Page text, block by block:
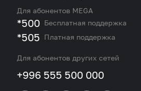
Для абонентов MEGA
*500 Бесплатная поддержка
*505 Платная поддержка
Для абонентов других сетей
+996 555 500 000